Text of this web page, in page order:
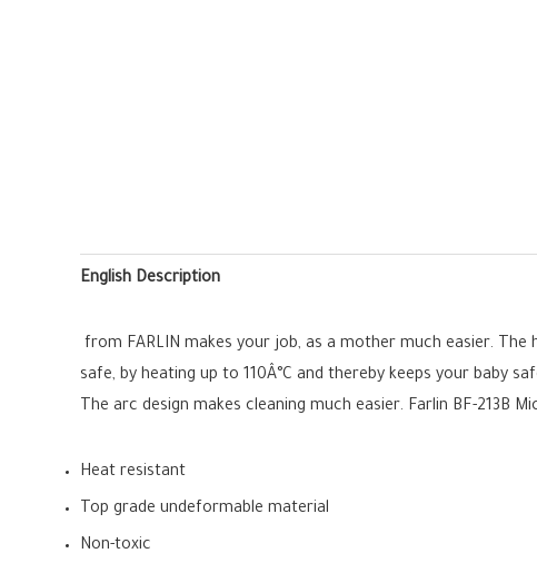
English Description
from FARLIN makes your job, as a mother much easier.
safe, by heating up to 110Â°C and thereby keeps your
The arc design makes cleaning much easier. Farlin BF-
Heat resistant
Top grade undeformable material
Non-toxic